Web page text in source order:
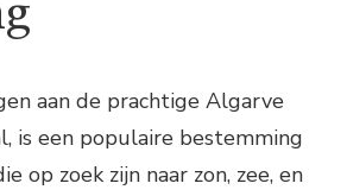
aan de prachtige Algarve
is een populaire bestemming
op zoek zijn naar zon, zee, en